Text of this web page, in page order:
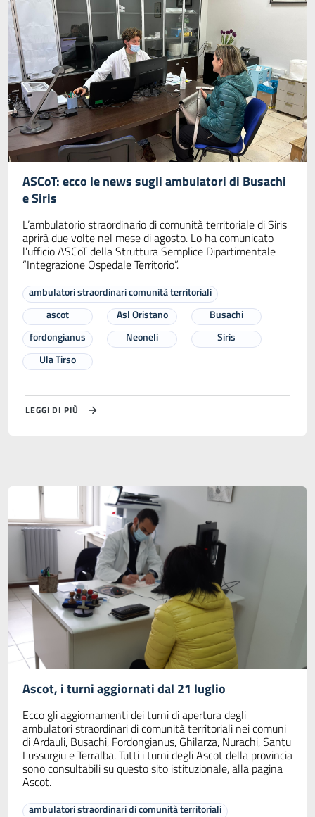
ASCoT: ecco le news sugli ambulatori di Busachi
e Siris
L’ambulatorio straordinario di comunità territoriale di Siris
aprirà due volte nel mese di agosto. Lo ha comunicato
l’ufficio ASCoT della Struttura Semplice Dipartimentale
“Integrazione Ospedale Territorio”.
ambulatori straordinari comunità territoriali
ascot
Asl Oristano
Busachi
fordongianus
Neoneli
Siris
Ula Tirso
LEGGI DI PIÙ
Ascot, i turni aggiornati dal 21 luglio
Ecco gli aggiornamenti dei turni di apertura degli
ambulatori straordinari di comunità territoriali nei comuni
di Ardauli, Busachi, Fordongianus, Ghilarza, Nurachi, Santu
Lussurgiu e Terralba. Tutti i turni degli Ascot della provincia
sono consultabili su questo sito istituzionale, alla pagina
Ascot.
ambulatori straordinari di comunità territoriali